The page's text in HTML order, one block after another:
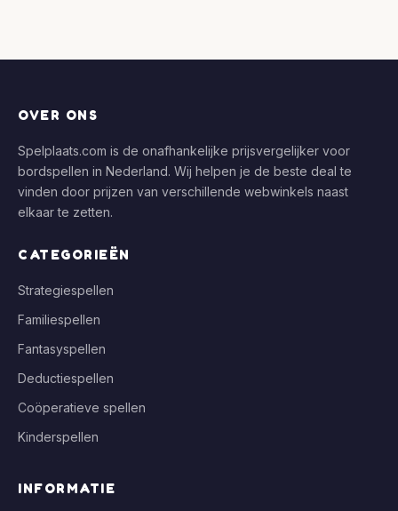
OVER ONS
Spelplaats.com is de onafhankelijke prijsvergelijker voor
bordspellen in Nederland. Wij helpen je de beste deal te
vinden door prijzen van verschillende webwinkels naast
elkaar te zetten.
CATEGORIEËN
Strategiespellen
Familiespellen
Fantasyspellen
Deductiespellen
Coöperatieve spellen
Kinderspellen
INFORMATIE